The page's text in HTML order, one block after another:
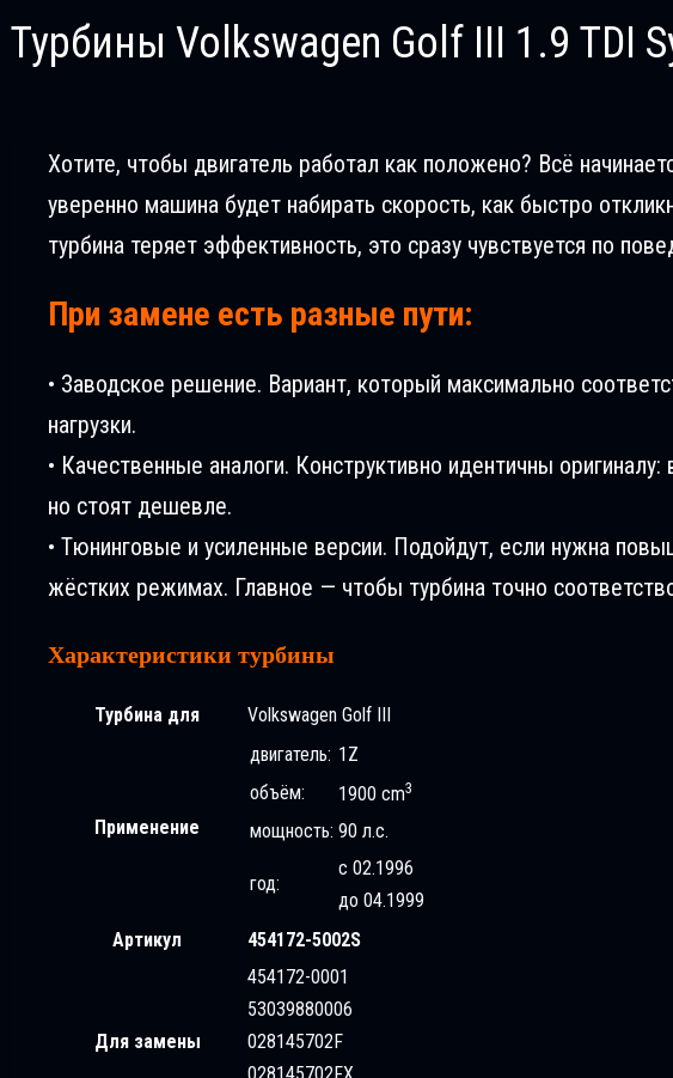
Турбины Volkswagen Golf III 1.9 TDI
Хотите, чтобы двигатель работал как положено? Всё
уверенно машина будет набирать скорость, как быстро
турбина теряет эффективность, это сразу чувствуется по
При замене есть разные пути:
• Заводское решение. Вариант, который максимально
нагрузки.
• Качественные аналоги. Конструктивно идентичны
но стоят дешевле.
• Тюнинговые и усиленные версии. Подойдут, если нужна
жёстких режимах. Главное — чтобы турбина точно
Характеристики турбины
Турбина для Volkswagen Golf III
Применение
двигатель: 1Z
объём:
1900 cm3
мощность: 90 л.с.
год:
с 02.1996
до 04.1999
Артикул
454172-5002S
Для замены
454172-0001
53039880006
028145702F